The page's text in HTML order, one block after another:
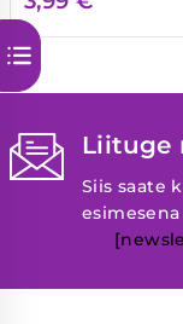
Liituge
Siis saate
esimesena